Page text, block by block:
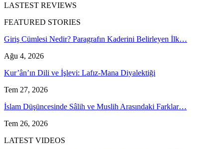
LASTEST REVIEWS
FEATURED STORIES
Giriş Cümlesi Nedir? Paragrafın Kaderini Belirleyen İlk…
Ağu 4, 2026
Kur’ân’ın Dili ve İşlevi: Lafız-Mana Diyalektiği
Tem 27, 2026
İslam Düşüncesinde Sâlih ve Muslih Arasındaki Farklar…
Tem 26, 2026
LATEST VIDEOS